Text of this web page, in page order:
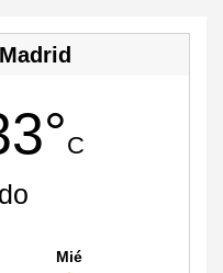
C
Mié